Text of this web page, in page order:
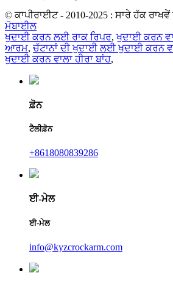
© ਕਾਪੀਰਾਈਟ - 2010-2025 : ਸਾਰੇ ਹੱਕ ਰਾਖਵੇਂ
ਮੋਬਾਈਲ
ਖੁਦਾਈ ਕਰਨ ਲਈ ਰਾਕ ਰਿਪਰ,ਖੁਦਾਈ ਕਰਨ
ਆਰਮ, ਚੱਟਾਨਾਂ ਦੀ ਖੁਦਾਈ ਲਈ ਖੁਦਾਈ ਕਰਨ
ਖੁਦਾਈ ਕਰਨ ਵਾਲਾ ਹੀਰਾ ਬਾਂਹ,
ਫ਼ੋਨ
ਟੈਲੀਫ਼ੋਨ
+8618080839286
ਈ-ਮੇਲ
ਈ-ਮੇਲ
info@kyzcrockarm.com